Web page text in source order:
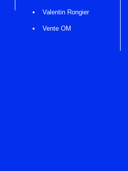
Valentin Rongier
Vente OM